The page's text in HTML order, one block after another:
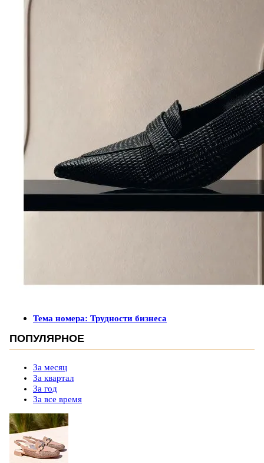
Тема номера: Трудности бизнеса
ПОПУЛЯРНОЕ
За месяц
За квартал
За год
За все время